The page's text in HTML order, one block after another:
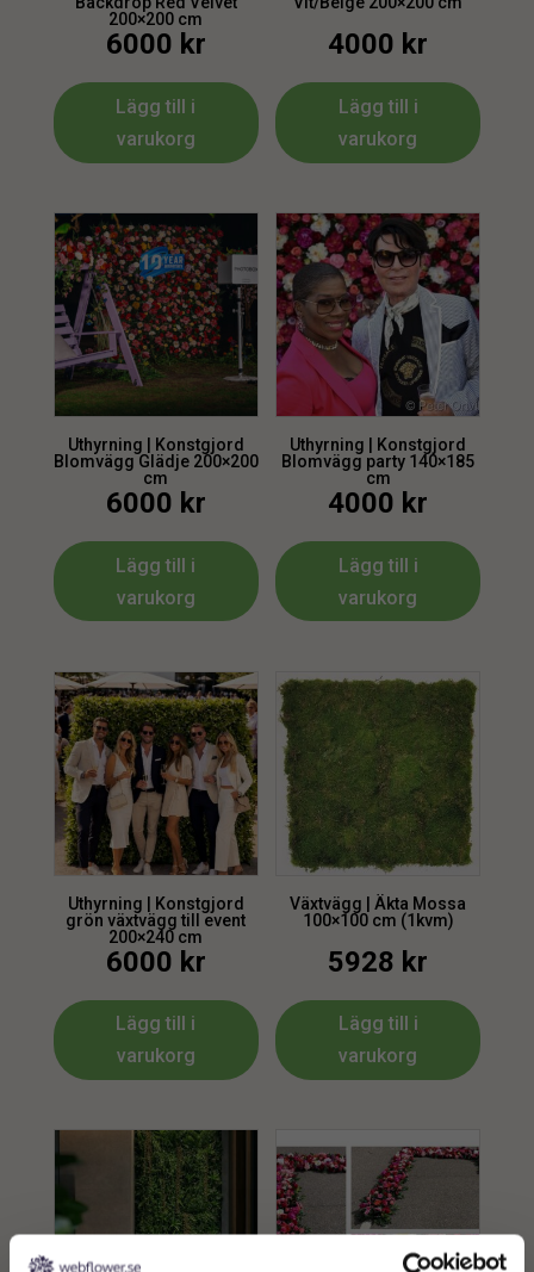
200×200 cm
6000 kr
Lägg till i
varukorg
4000 kr
Lägg till i
varukorg
Uthyrning | Konstgjord
Blomvägg Glädje 200×200
cm
6000 kr
Lägg till i
varukorg
Uthyrning | Konstgjord
Blomvägg party 140×185
cm
4000 kr
Lägg till i
varukorg
Uthyrning | Konstgjord
grön växtvägg till event
200×240 cm
6000 kr
Lägg till i
varukorg
Växtvägg | Äkta Mossa
100×100 cm (1kvm)
5928 kr
Lägg till i
varukorg